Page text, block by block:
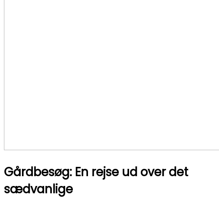
Gårdbesøg: En rejse ud over det
sædvanlige